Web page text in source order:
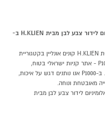
למה כדאי לקנות מערכת ישיבה מאלומיניום לידור צבע לבן מבית H.KLIEN ב-
מערכת ישיבה מאלומיניום לידור צבע לבן מבית H.KLIEN קונים אונליין בקטגוריית
מערכות ישיבה במחלקת ריהוט חצר וגן בP1000 - אתר קניות ישראלי בטוח,
משתלם ונוח המציע מוצרים מומלצים במבצע. ב-P1000 אנו נותנים דגש על איכות,
מאובטחת ונוחה.
לידור צבע לבן מבית